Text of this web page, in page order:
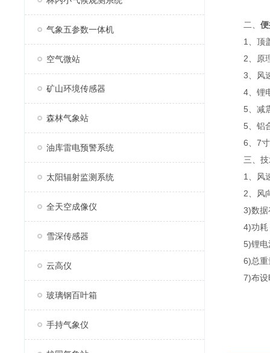
气象五参数一体机
空气微站
矿山环境传感器
森林气象站
油库雷电预警系统
太阳辐射监测系统
全天空成像仪
雪深传感器
云高仪
玻璃钢百叶箱
手持气象仪
二、
1、顶盖
2、原理
3、风速
4、锂电
5、减震
5、铝合
6、7寸
三、技
1、风速
2、风向
3)数据
4)功耗
5)锂电池
6)总重
7)布设时